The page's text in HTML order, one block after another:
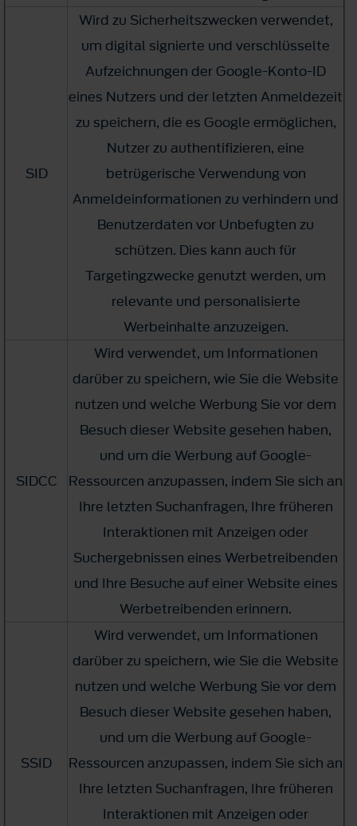
SID
Wird zu Sicherheitszwecken verwendet,
um digital signierte und verschlüsselte
Aufzeichnungen der Google-Konto-ID
eines Nutzers und der letzten Anmeldezeit
zu speichern, die es Google ermöglichen,
Nutzer zu authentifizieren, eine
betrügerische Verwendung von
Anmeldeinformationen zu verhindern und
Benutzerdaten vor Unbefugten zu
schützen. Dies kann auch für
Targetingzwecke genutzt werden, um
relevante und personalisierte
Werbeinhalte anzuzeigen.
SIDCC
Wird verwendet, um Informationen
darüber zu speichern, wie Sie die Website
nutzen und welche Werbung Sie vor dem
Besuch dieser Website gesehen haben,
und um die Werbung auf Google-
Ressourcen anzupassen, indem Sie sich an
Ihre letzten Suchanfragen, Ihre früheren
Interaktionen mit Anzeigen oder
Suchergebnissen eines Werbetreibenden
und Ihre Besuche auf einer Website eines
Werbetreibenden erinnern.
SSID
Wird verwendet, um Informationen
darüber zu speichern, wie Sie die Website
nutzen und welche Werbung Sie vor dem
Besuch dieser Website gesehen haben,
und um die Werbung auf Google-
Ressourcen anzupassen, indem Sie sich an
Ihre letzten Suchanfragen, Ihre früheren
Interaktionen mit Anzeigen oder